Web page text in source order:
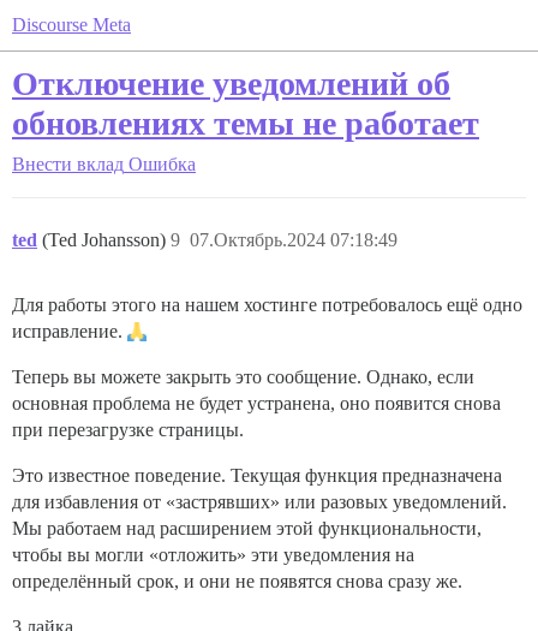
Discourse Meta
Отключение уведомлений об
обновлениях темы не работает
Внести вклад Ошибка
ted (Ted Johansson) 07.Октябрь.2024 07:18:49
9
Для работы этого на нашем хостинге потребовалось ещё одно
исправление.
Теперь вы можете закрыть это сообщение. Однако, если
основная проблема не будет устранена, оно появится снова
при перезагрузке страницы.
Это известное поведение. Текущая функция предназначена
для избавления от «застрявших» или разовых уведомлений.
Мы работаем над расширением этой функциональности,
чтобы вы могли «отложить» эти уведомления на
определённый срок, и они не появятся снова сразу же.
3 лайка